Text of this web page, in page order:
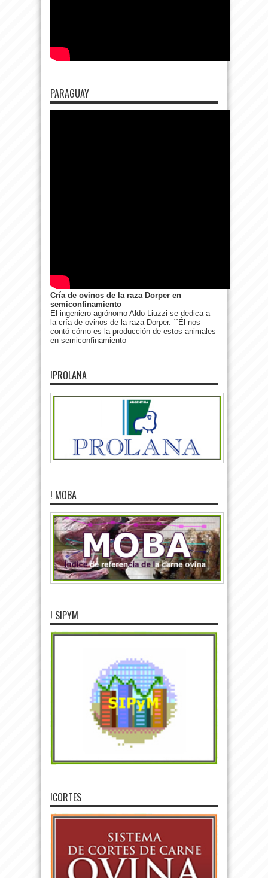
PARAGUAY
Cría de ovinos de la raza Dorper en
semiconfinamiento
El ingeniero agrónomo Aldo Liuzzi se dedica a
la cría de ovinos de la raza Dorper. ´´Él nos
contó cómo es la producción de estos animales
en semiconfinamiento
!PROLANA
! MOBA
! SIPYM
!CORTES